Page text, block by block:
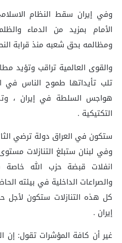
وفي إيران سقط النظام
الأمام بمزيد من الدماء
ومظالمه بحق شعبه منذ قرابة
والقوى العالمية تراقب وتؤيد
تلب تأيداتها طموح الناس في
هواجس السلطة في إيران ،
التكتيكية .
ستكون في العراق دولة ترضي
وفي لبنان ستبلغ التنازلات
انفلات قبضة حزب الله
والصراعات الداخلية في بيئته
كل هذه التنازلات ستكون لأجل
إيران .
غير أن كافة المؤشرات تقول: إن